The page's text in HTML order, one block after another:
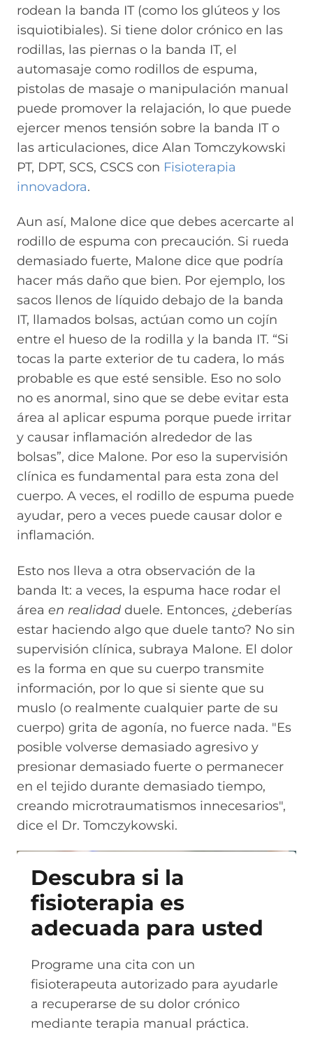
rodean la banda IT (como los glúteos y los
isquiotibiales). Si tiene dolor crónico en las
rodillas, las piernas o la banda IT, el
automasaje como rodillos de espuma,
pistolas de masaje o manipulación manual
puede promover la relajación, lo que puede
ejercer menos tensión sobre la banda IT o
las articulaciones, dice Alan Tomczykowski
PT, DPT, SCS, CSCS con Fisioterapia
innovadora.
Aun así, Malone dice que debes acercarte al
rodillo de espuma con precaución. Si rueda
demasiado fuerte, Malone dice que podría
hacer más daño que bien. Por ejemplo, los
sacos llenos de líquido debajo de la banda
IT, llamados bolsas, actúan como un cojín
entre el hueso de la rodilla y la banda IT. “Si
tocas la parte exterior de tu cadera, lo más
probable es que esté sensible. Eso no solo
no es anormal, sino que se debe evitar esta
área al aplicar espuma porque puede irritar
y causar inflamación alrededor de las
bolsas”, dice Malone. Por eso la supervisión
clínica es fundamental para esta zona del
cuerpo. A veces, el rodillo de espuma puede
ayudar, pero a veces puede causar dolor e
inflamación.
Esto nos lleva a otra observación de la
banda It: a veces, la espuma hace rodar el
área en realidad duele. Entonces, ¿deberías
estar haciendo algo que duele tanto? No sin
supervisión clínica, subraya Malone. El dolor
es la forma en que su cuerpo transmite
información, por lo que si siente que su
muslo (o realmente cualquier parte de su
cuerpo) grita de agonía, no fuerce nada. "Es
posible volverse demasiado agresivo y
presionar demasiado fuerte o permanecer
en el tejido durante demasiado tiempo,
creando microtraumatismos innecesarios",
dice el Dr. Tomczykowski.
Descubra si la
fisioterapia es
adecuada para usted
Programe una cita con un
fisioterapeuta autorizado para ayudarle
a recuperarse de su dolor crónico
mediante terapia manual práctica.